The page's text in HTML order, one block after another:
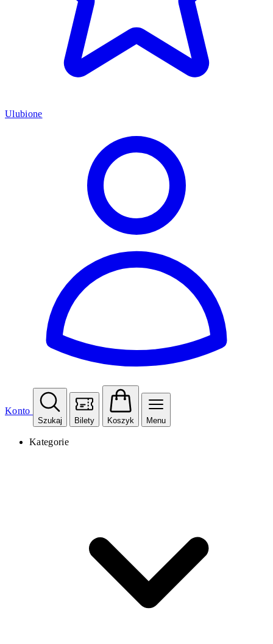
Ulubione
Konto
Szukaj Bilety Koszyk Menu
Kategorie